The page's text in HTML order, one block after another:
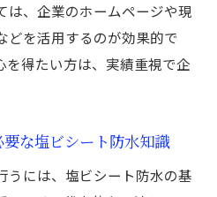
は、企業のホームページや現
どを活用するのが効果的で
を得たい方は、実績重視で企
な塩ビシート防水知識
うには、塩ビシート防水の基